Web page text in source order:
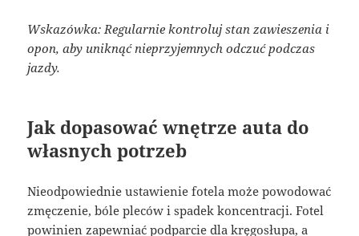
Wskazówka: Regularnie kontroluj stan zawieszenia i
opon, aby uniknąć nieprzyjemnych odczuć podczas
jazdy.
Jak dopasować wnętrze auta do
własnych potrzeb
Nieodpowiednie ustawienie fotela może powodować
zmęczenie, bóle pleców i spadek koncentracji. Fotel
powinien zapewniać podparcie dla kręgosłupa, a